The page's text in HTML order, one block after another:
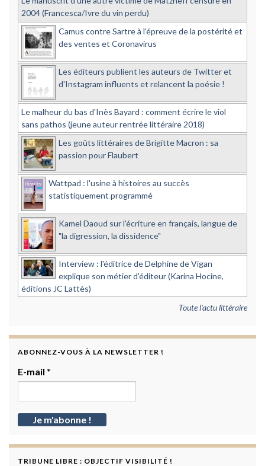
2004 (Francesca/Ivre du vin perdu)
Camus contre Sartre à l'épreuve de la postérité et
des ventes et Coronavirus
Les éditeurs publient les auteurs de Twitter et
d'Instagram influents et relancent la poésie !
Le malheur du bas d'Inès Bayard : comment écrire le viol
sans pathos (jeune auteur rentrée littéraire 2018)
Les goûts littéraires de Brigitte Macron : sa
passion pour Flaubert
Wattpad : l'usine à histoires au succès
statistiquement programmé
Kamel Daoud sur l'écriture en français, langue de
"la digression, la dissidence"
Interview : l'éditrice de Delphine de Vigan
explique son métier d'éditeur (Karina Hocine,
éditions JC Lattès)
Toute l'actu littéraire
ABONNEZ-VOUS À LA NEWSLETTER !
E-mail *
TRIBUNE LIBRE : OBJECTIF VISIBILITÉ !